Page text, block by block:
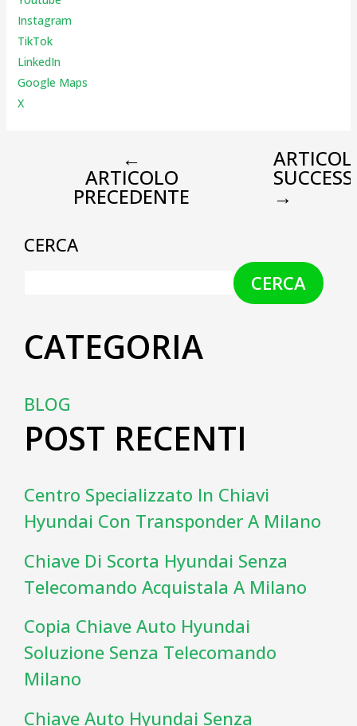
Instagram
TikTok
LinkedIn
Google Maps
X
←
ARTICOLO
PRECEDENTE →
CERCA
CERCA
CATEGORIA
BLOG
POST RECENTI
Centro Specializzato In Chiavi
Hyundai Con Transponder A Milano
Chiave Di Scorta Hyundai Senza
Telecomando Acquistala A Milano
Copia Chiave Auto Hyundai
Soluzione Senza Telecomando
Milano
Chiave Auto Hyundai Senza